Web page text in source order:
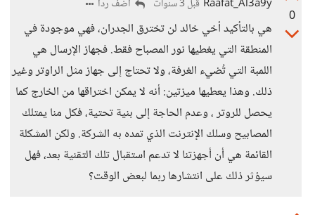
0
Raafat_Al3a9y قبل 3 سنوات أضف ردا
هي بالتأكيد أخي خالد لن تخترق الجدران، فهي موجودة في
المنطقة التي يغطيها نور المصباح فقط. فجهاز الإرسال هي
اللمبة التي تُضيء الغرفة، ولا تحتاج إلى جهاز مثل الراوتر وغير
ذلك. وهذا يعطيها ميزتين: أنه لا يمكن اختراقها من الخارج كما
يحصل للروتر ، وعدم الحاجة إلى بنية تحتية، فكل منا يمتلك
المصابيح وسلك الإنترنت الذي تمده به الشركة. ولكن المشكلة
القائمة هي أن أجهزتنا لا تدعم استقبال تلك التقنية بعد، فهل
سيؤثر ذلك على انتشارها ربما لبعض الوقت؟